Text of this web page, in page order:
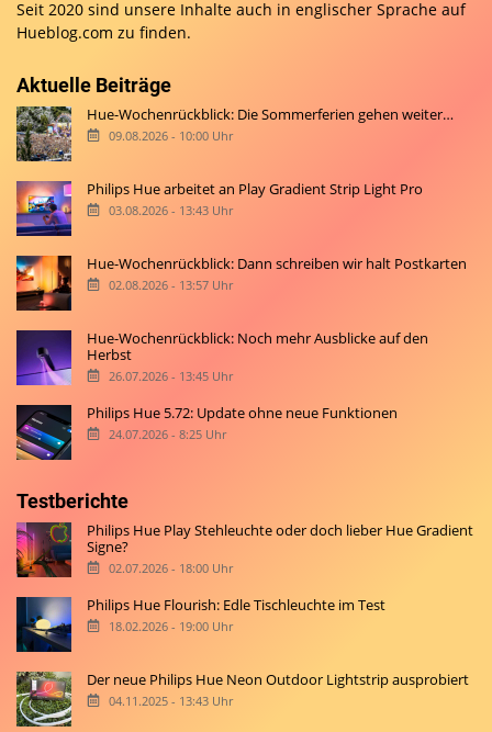
Seit 2020 sind unsere Inhalte auch in englischer Sprache auf
Hueblog.com zu finden.
Aktuelle Beiträge
Hue-Wochenrückblick: Die Sommerferien gehen weiter…
09.08.2026 - 10:00 Uhr
Philips Hue arbeitet an Play Gradient Strip Light Pro
03.08.2026 - 13:43 Uhr
Hue-Wochenrückblick: Dann schreiben wir halt Postkarten
02.08.2026 - 13:57 Uhr
Hue-Wochenrückblick: Noch mehr Ausblicke auf den
Herbst
26.07.2026 - 13:45 Uhr
Philips Hue 5.72: Update ohne neue Funktionen
24.07.2026 - 8:25 Uhr
Testberichte
Philips Hue Play Stehleuchte oder doch lieber Hue Gradient
Signe?
02.07.2026 - 18:00 Uhr
Philips Hue Flourish: Edle Tischleuchte im Test
18.02.2026 - 19:00 Uhr
Der neue Philips Hue Neon Outdoor Lightstrip ausprobiert
04.11.2025 - 13:43 Uhr